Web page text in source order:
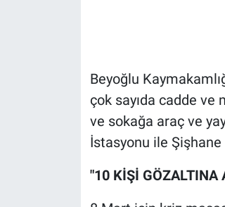
Beyoğlu
çok sayıda cadde ve
ve sokağa araç ve
İstasyonu ile Şişhane
"10 KİŞİ GÖZALTINA